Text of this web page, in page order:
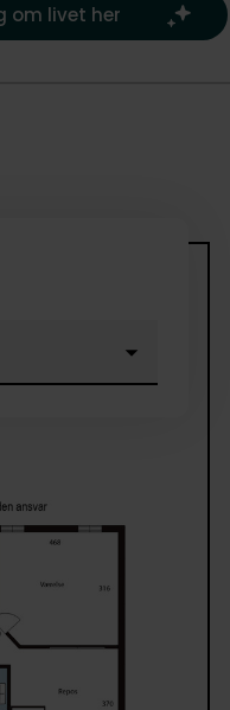
om livet her